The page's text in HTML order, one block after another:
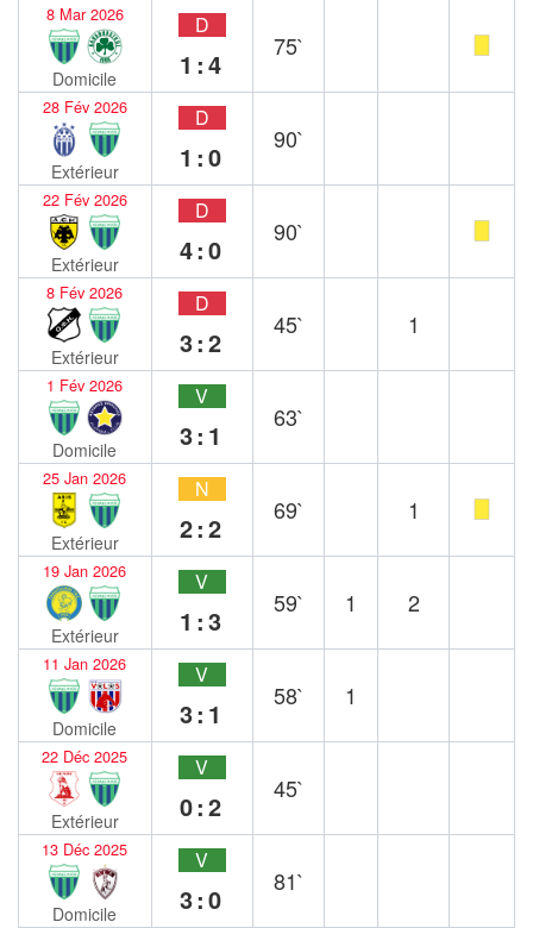
8 Mar 2026
Domicile
D
1:4
75`
28 Fév 2026
Extérieur
D
1:0
90`
22 Fév 2026
Extérieur
D
4:0
90`
8 Fév 2026
Extérieur
D
3:2
45` 1
1 Fév 2026
Domicile
V
3:1
63`
25 Jan 2026
Extérieur
N
2:2
69` 1
19 Jan 2026
Extérieur
V
1:3
59` 1 2
11 Jan 2026
Domicile
V
3:1
58` 1
22 Déc 2025
Extérieur
V
0:2
45`
13 Déc 2025
Domicile
V
3:0
81`